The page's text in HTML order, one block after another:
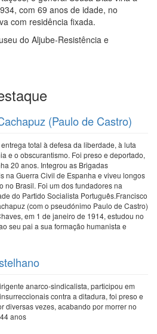
com 69 anos de idade, no
com residência fixada.
do Aljube-Resistência e
(Paulo de Castro)
total à defesa da liberdade, à luta
e o obscurantismo. Foi preso e deportado,
20 anos. Integrou as Brigadas
na Guerra Civil de Espanha e viveu longos
no Brasil. Foi um dos fundadores na
do Partido Socialista Português.Francisco
(com o pseudónimo Paulo de Castro)
em 1 de janeiro de 1914, estudou no
seu pai a sua formação humanista e
anarco-sindicalista, participou em
contra a ditadura, foi preso e
diversas vezes, acabando por morrer no
anos